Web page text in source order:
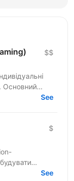
$$
Основний
клієнта з
See
$
See